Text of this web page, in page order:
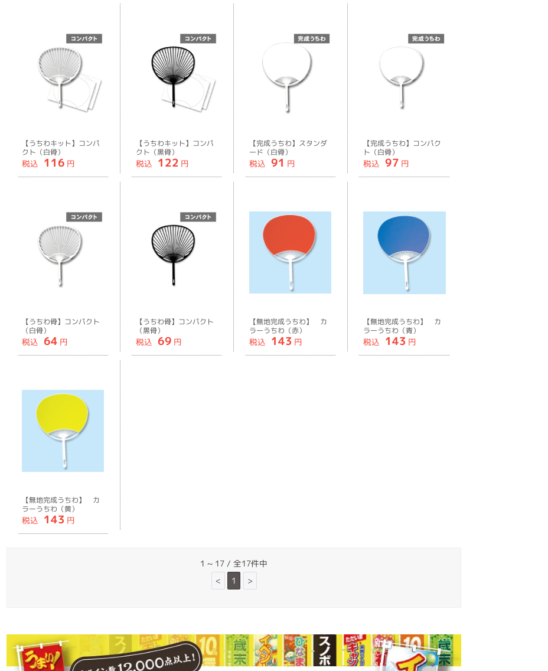
【うちわキット】コンパ
クト（白骨）
税込 116 円
【うちわキット】コンパ
クト（黒骨）
税込 122 円
【完成うちわ】スタンダ
ード（白骨）
税込 91 円
【完成うちわ】コンパク
ト（白骨）
税込 97 円
【うちわ骨】コンパクト
（白骨）
税込 64 円
【うちわ骨】コンパクト
（黒骨）
税込 69 円
【無地完成うちわ】 カ
ラーうちわ（赤）
税込 143 円
【無地完成うちわ】 カ
ラーうちわ（青）
税込 143 円
【無地完成うちわ】 カ
ラーうちわ（黄）
税込 143 円
1 ~ 17 / 全17件中
<
1 >